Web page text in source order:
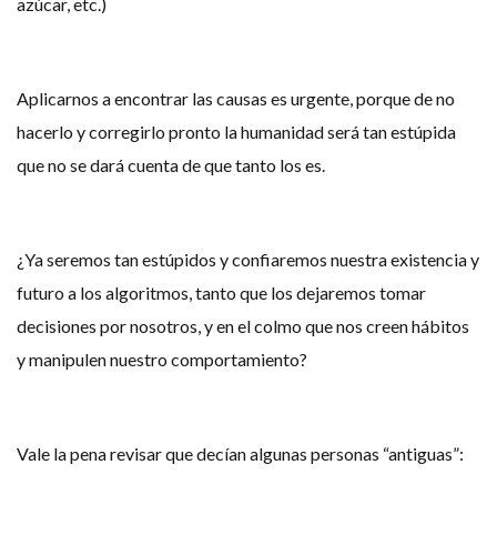
Aplicarnos a encontrar las causas es urgente, porque de no
hacerlo y corregirlo pronto la humanidad será tan estúpida
que no se dará cuenta de que tanto los es.
¿Ya seremos tan estúpidos y confiaremos nuestra existencia y
futuro a los algoritmos, tanto que los dejaremos tomar
decisiones por nosotros, y en el colmo que nos creen hábitos
y manipulen nuestro comportamiento?
Vale la pena revisar que decían algunas personas “antiguas”: